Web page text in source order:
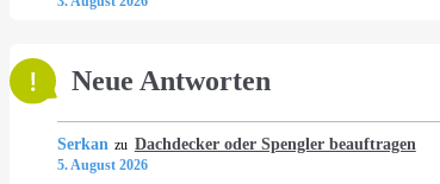
Neue Antworten
Serkan zu Dachdecker oder Spengler beauftragen
5. August 2026